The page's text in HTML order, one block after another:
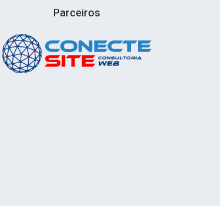
Parceiros